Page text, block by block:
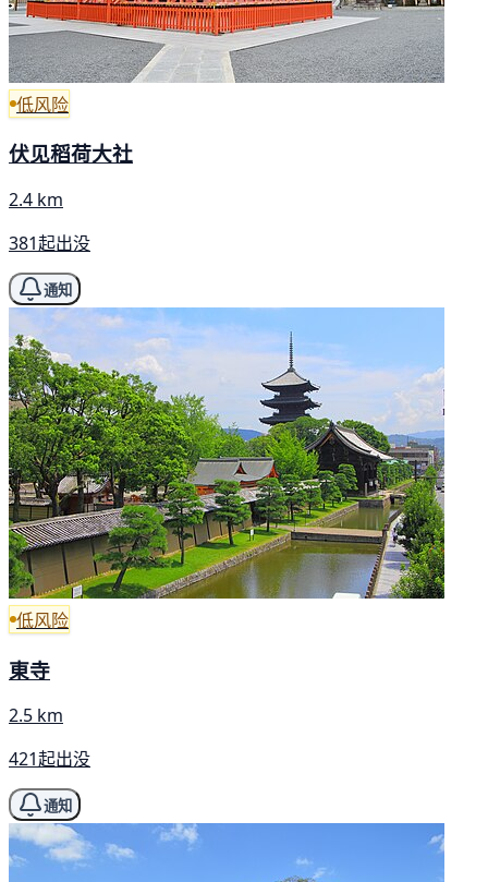
低风险
伏见稻荷大社
2.4 km
381起出没
通知
低风险
東寺
2.5 km
421起出没
通知